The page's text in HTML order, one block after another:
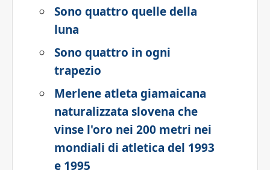
Sono quattro quelle della
luna
Sono quattro in ogni
trapezio
Merlene atleta giamaicana
naturalizzata slovena che
vinse l'oro nei 200 metri nei
mondiali di atletica del 1993
e 1995